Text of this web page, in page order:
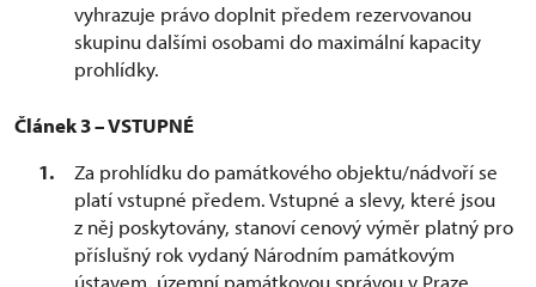
vyhrazuje právo doplnit předem rezervovanou
skupinu dalšími osobami do maximální kapacity
prohlídky.
Článek 3 – VSTUPNÉ
Za prohlídku do památkového objektu/nádvoří se
platí vstupné předem. Vstupné a slevy, které jsou
z něj poskytovány, stanoví cenový výměr platný pro
příslušný rok vydaný Národním památkovým
ústavem, územní památkovou správou v Praze.